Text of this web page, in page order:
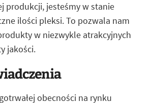
produkcji, jesteśmy w stanie
ilości pleksi. To pozwala nam
w niezwykle atrakcyjnych
jakości.
obecności na rynku